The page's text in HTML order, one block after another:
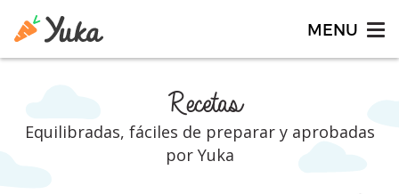
Recetas
Equilibradas, fáciles de preparar y aprobadas
por Yuka